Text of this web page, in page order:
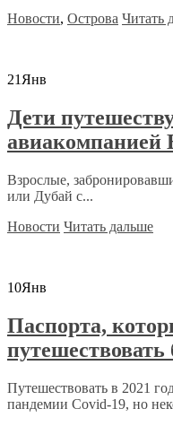
Новости, Острова Читать
21 Янв
Дети
авиакомпанией
Взрослые,
или Дубай с...
Новости Читать дальше
10Янв
Паспорта,
путешествовать
Путешествовать в 2021
пандемии Covid-19, но